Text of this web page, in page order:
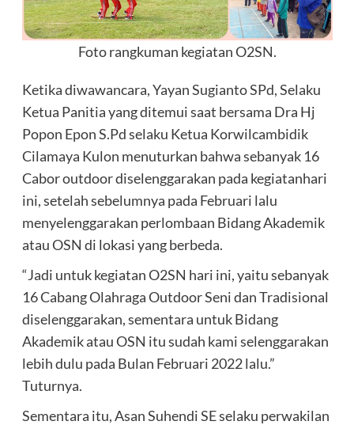
Foto rangkuman kegiatan O2SN.
Ketika diwawancara, Yayan Sugianto SPd, Selaku
Ketua Panitia yang ditemui saat bersama Dra Hj
Popon Epon S.Pd selaku Ketua Korwilcambidik
Cilamaya Kulon menuturkan bahwa sebanyak 16
Cabor outdoor diselenggarakan pada kegiatanhari
ini, setelah sebelumnya pada Februari lalu
menyelenggarakan perlombaan Bidang Akademik
atau OSN di lokasi yang berbeda.
“Jadi untuk kegiatan O2SN hari ini, yaitu sebanyak
16 Cabang Olahraga Outdoor Seni dan Tradisional
diselenggarakan, sementara untuk Bidang
Akademik atau OSN itu sudah kami selenggarakan
lebih dulu pada Bulan Februari 2022 lalu.”
Tuturnya.
Sementara itu, Asan Suhendi SE selaku perwakilan